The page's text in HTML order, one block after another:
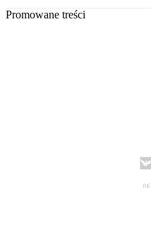
Promowane treści